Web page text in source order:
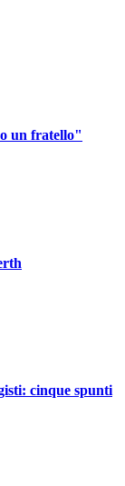
un fratello"
cinque spunti